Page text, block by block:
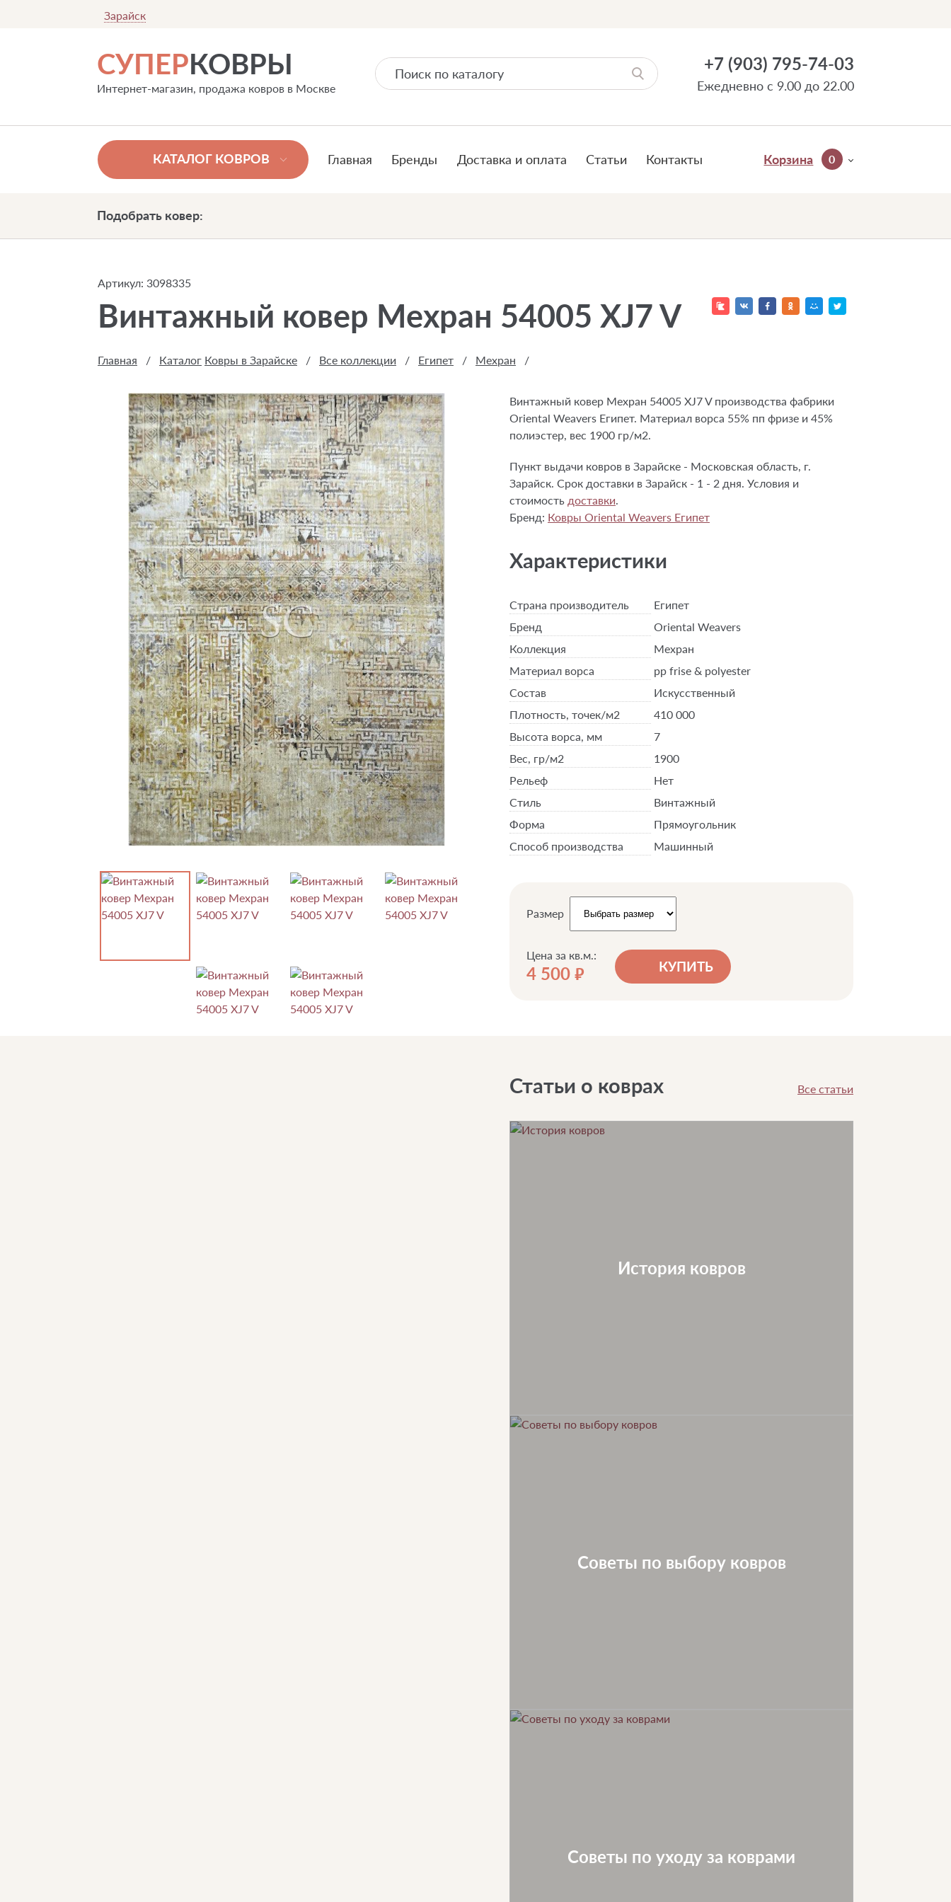
Зарайск
СУПЕРКОВРЫ
Интернет-магазин, продажа ковров в Москве
+7 (903) 795-74-03
Ежедневно с 9.00 до 22.00
КАТАЛОГ КОВРОВ Главная Бренды Доставка и оплата Статьи Контакты Корзина 0
Подобрать ковер:
Артикул: 3098335
Винтажный ковер Мехран 54005 XJ7 V
Главная / Каталог Ковры в Зарайске / Все коллекции / Египет / Мехран /
Винтажный ковер Мехран 54005 XJ7 V производства фабрики
Oriental Weavers Египет. Материал ворса 55% пп фризе и 45%
полиэстер, вес 1900 гр/м2.
Пункт выдачи ковров в Зарайске - Московская область, г.
Зарайск. Срок доставки в Зарайск - 1 - 2 дня. Условия и
стоимость доставки
Бренд: Ковры Oriental Weavers Египет
Характеристики
Страна производитель
Египет
Бренд
Oriental Weavers
Коллекция
Мехран
Материал ворса
pp frise & polyester
Состав
Искусственный
Плотность, точек/м2
410 000
Высота ворса, мм
7
Вес, гр/м2
1900
Рельеф
Нет
Стиль
Винтажный
Форма
Прямоугольник
Способ производства
Машинный
Размер
Цена за кв.м.:
4 500 руб. КУПИТЬ
Статьи о коврах Все статьи
История ковров
Советы по выбору ковров
Советы по уходу за коврами